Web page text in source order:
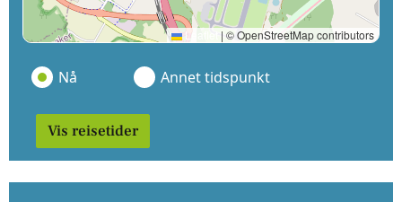
Leaflet | © OpenStreetMap contributors
Nå Annet tidspunkt
Vis reisetider